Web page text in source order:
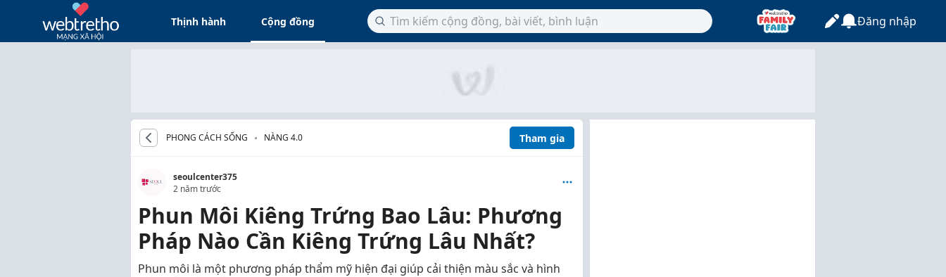
Thịnh hành Cộng đồng Đăng nhập
PHONG CÁCH SỐNG NÀNG 4.0 Tham gia
seoulcenter375
2 năm trước
Phun Môi Kiêng Trứng Bao Lâu: Phương
Pháp Nào Cần Kiêng Trứng Lâu Nhất?
Phun môi là một phương pháp thẩm mỹ hiện đại giúp cải thiện màu sắc và hình